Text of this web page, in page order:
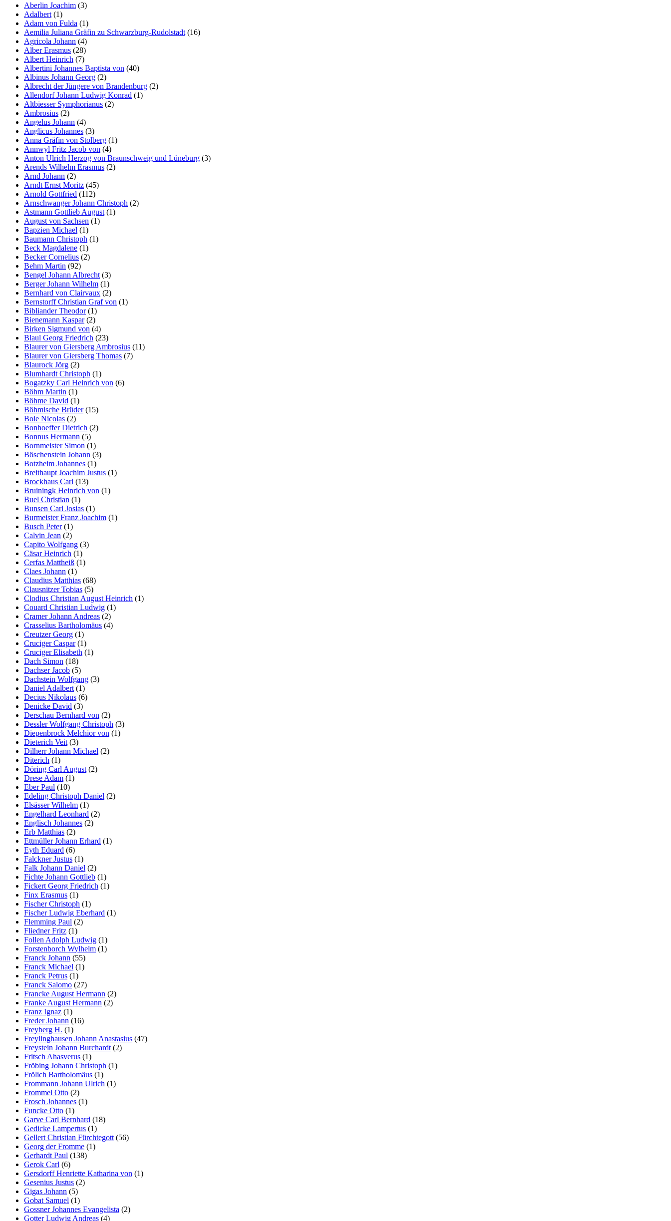
Aberlin Joachim (3)
Adalbert (1)
Adam von Fulda (1)
Aemilia Juliana Gräfin zu Schwarzburg-Rudolstadt (16)
Agricola Johann (4)
Alber Erasmus (28)
Albert Heinrich (7)
Albertini Johannes Baptista von (40)
Albinus Johann Georg (2)
Albrecht der Jüngere von Brandenburg (2)
Allendorf Johann Ludwig Konrad (1)
Altbiesser Symphorianus (2)
Ambrosius (2)
Angelus Johann (4)
Anglicus Johannes (3)
Anna Gräfin von Stolberg (1)
Annwyl Fritz Jacob von (4)
Anton Ulrich Herzog von Braunschweig und Lüneburg (3)
Arends Wilhelm Erasmus (2)
Arnd Johann (2)
Arndt Ernst Moritz (45)
Arnold Gottfried (112)
Arnschwanger Johann Christoph (2)
Astmann Gottlieb August (1)
August von Sachsen (1)
Bapzien Michael (1)
Baumann Christoph (1)
Beck Magdalene (1)
Becker Cornelius (2)
Behm Martin (92)
Bengel Johann Albrecht (3)
Berger Johann Wilhelm (1)
Bernhard von Clairvaux (2)
Bernstorff Christian Graf von (1)
Bibliander Theodor(1)
Bienemann Kaspar(2)
Birken Sigmund von (4)
Blaul Georg Friedrich (23)
Blaurer von Giersberg Ambrosius (11)
Blaurer von Giersberg Thomas (7)
Blaurock Jörg (2)
Blumhardt Christoph (1)
Bogatzky Carl Heinrich von (6)
Böhm Martin (1)
Böhme David (1)
Böhmische Brüder(15)
Boie Nicolas (2)
Bonhoeffer Dietrich (2)
Bonnus Hermann (5)
Bornmeister Simon (1)
Böschenstein Johann (3)
Botzheim Johannes (1)
Breithaupt Joachim Justus (1)
Brockhaus Carl (13)
Bruiningk Heinrich von (1)
Buel Christian (1)
Bunsen Carl Josias (1)
Burmeister Franz Joachim (1)
Busch Peter(1)
Calvin Jean (2)
Capito Wolfgang (3)
Cäsar Heinrich (1)
Cerfas Mattheiß (1)
Claes Johann (1)
Claudius Matthias (68)
Clausnitzer Tobias (5)
Clodius Christian August Heinrich (1)
Couard Christian Ludwig (1)
Cramer Johann Andreas (2)
Crasselius Bartholomäus (4)
Creutzer Georg (1)
Cruciger Caspar(1)
Cruciger Elisabeth (1)
Dach Simon (18)
Dachser Jacob (5)
Dachstein Wolfgang (3)
Daniel Adalbert (1)
Decius Nikolaus (6)
Denicke David (3)
Derschau Bernhard von (2)
Dessler Wolfgang Christoph (3)
Diepenbrock Melchior von (1)
Dieterich Veit (3)
Dilherr Johann Michael (2)
Diterich (1)
Döring Carl August (2)
Drese Adam (1)
Eber Paul (10)
Edeling Christoph Daniel (2)
Elsässer Wilhelm (1)
Engelhard Leonhard (2)
Englisch Johannes (2)
Erb Matthias (2)
Ettmüller Johann Erhard (1)
Eyth Eduard (6)
Falckner Justus (1)
Falk Johann Daniel (2)
Fichte Johann Gottlieb (1)
Fickert Georg Friedrich (1)
Finx Erasmus (1)
Fischer Christoph (1)
Fischer Ludwig Eberhard (1)
Flemming Paul (2)
Fliedner Fritz (1)
Follen Adolph Ludwig (1)
Forstenborch Wylhelm (1)
Franck Johann (55)
Franck Michael (1)
Franck Petrus (1)
Franck Salomo (27)
Francke August Hermann (2)
Franke August Hermann (2)
Franz Ignaz (1)
Freder Johann (16)
Freyberg H. (1)
Freylinghausen Johann Anastasius (47)
Freystein Johann Burchardt (2)
Fritsch Ahasverus (1)
Fröbing Johann Christoph (1)
Frölich Bartholomäus (1)
Frommann Johann Ulrich (1)
Frommel Otto (2)
Frosch Johannes (1)
Funcke Otto (1)
Garve Carl Bernhard (18)
Gedicke Lampertus (1)
Gellert Christian Fürchtegott (56)
Georg der Fromme (1)
Gerhardt Paul (138)
Gerok Carl (6)
Gersdorff Henriette Katharina von (1)
Gesenius Justus (2)
Gigas Johann (5)
Gobat Samuel (1)
Gossner Johannes Evangelista (2)
Gotter Ludwig Andreas (4)